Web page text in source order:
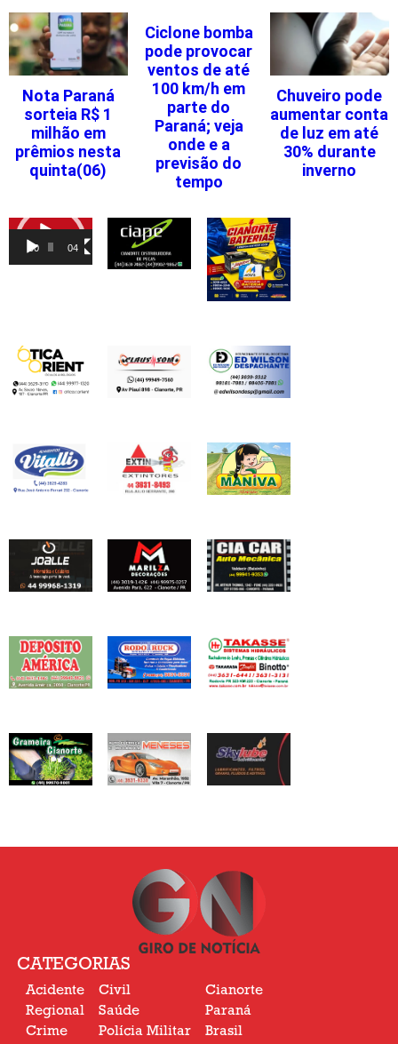
Nota Paraná
sorteia R$ 1
milhão em
prêmios nesta
quinta(06)
Ciclone bomba
pode provocar
ventos de até
100 km/h em
parte do
Paraná; veja
onde e a
previsão do
tempo
Chuveiro pode
aumentar conta
de luz em até
30% durante
inverno
Tocador
vídeo
00:00 04:46
CATEGORIAS
Acidente
Regional
Crime
Civil
Saúde
Polícia Militar
Cianorte
Paraná
Brasil